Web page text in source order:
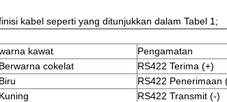
kabel seperti yang ditunjukkan dalam Tabel 1;
kawat
Pengamatan
Berwarna cokelat
RS422 Terima (+)
Biru
RS422 Penerimaan
Kuning
RS422 Transmit (-)